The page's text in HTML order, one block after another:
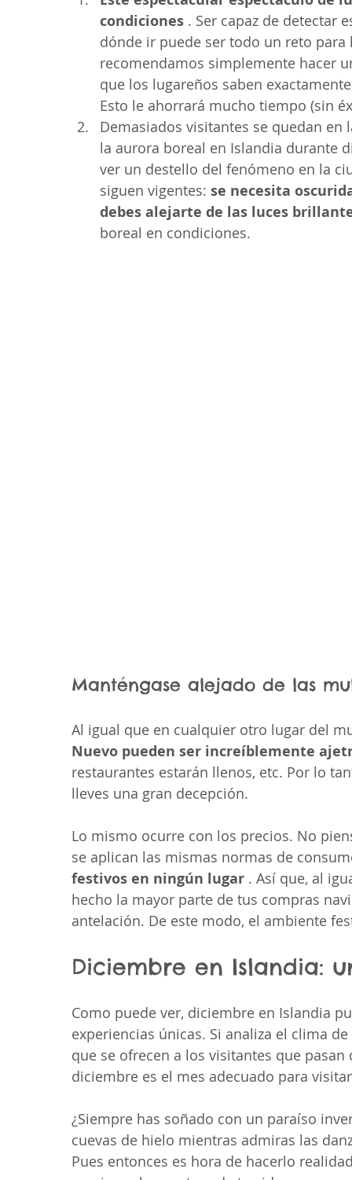
condiciones . Ser capaz de detectar
dónde ir puede ser todo un reto
recomendamos simplemente hacer
que los lugareños saben
Esto le ahorrará mucho tiempo (sin
Demasiados visitantes se quedan
la aurora boreal en Islandia durante
ver un destello del fenómeno en la
siguen vigentes: se necesita
debes alejarte de las luces
boreal en condiciones.
Manténgase alejado de las
Al igual que en cualquier otro lugar del
Nuevo pueden ser increíblemente
restaurantes estarán llenos, etc. Por lo
lleves una gran decepción.
Lo mismo ocurre con los precios. No
se aplican las mismas normas de
festivos en ningún lugar . Así que, al
hecho la mayor parte de tus compras
antelación. De este modo, el ambiente
Diciembre en Islandia:
Como puede ver, diciembre en Islandia
experiencias únicas. Si analiza el clima
que se ofrecen a los visitantes que
diciembre es el mes adecuado para
¿Siempre has soñado con un paraíso
cuevas de hielo mientras admiras las
Pues entonces es hora de hacerlo